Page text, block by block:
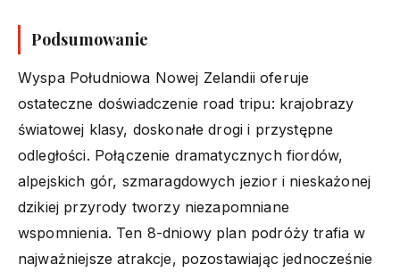
Podsumowanie
Wyspa Południowa Nowej Zelandii oferuje
ostateczne doświadczenie road tripu: krajobrazy
światowej klasy, doskonałe drogi i przystępne
odległości. Połączenie dramatycznych fiordów,
alpejskich gór, szmaragdowych jezior i nieskażonej
dzikiej przyrody tworzy niezapomniane
wspomnienia. Ten 8-dniowy plan podróży trafia w
najważniejsze atrakcje, pozostawiając jednocześnie